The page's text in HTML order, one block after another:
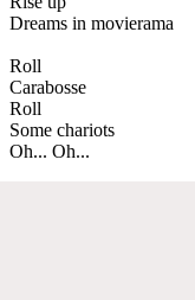
Dreams in movierama
Roll
Carabosse
Roll
Some chariots
Oh... Oh...